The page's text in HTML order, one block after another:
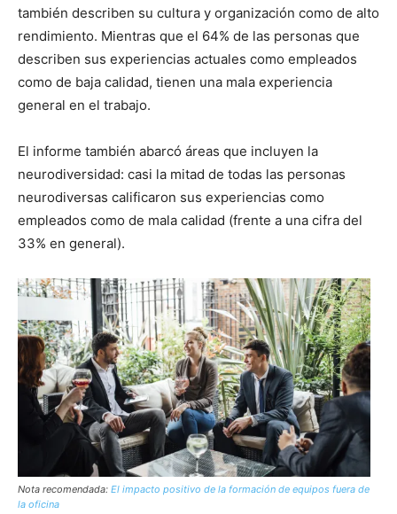
también describen su cultura y organización como de alto
rendimiento. Mientras que el 64% de las personas que
describen sus experiencias actuales como empleados
como de baja calidad, tienen una mala experiencia
general en el trabajo.
El informe también abarcó áreas que incluyen la
neurodiversidad: casi la mitad de todas las personas
neurodiversas calificaron sus experiencias como
empleados como de mala calidad (frente a una cifra del
33% en general).
Nota recomendada: El impacto positivo de la formación de equipos fuera de
la oficina